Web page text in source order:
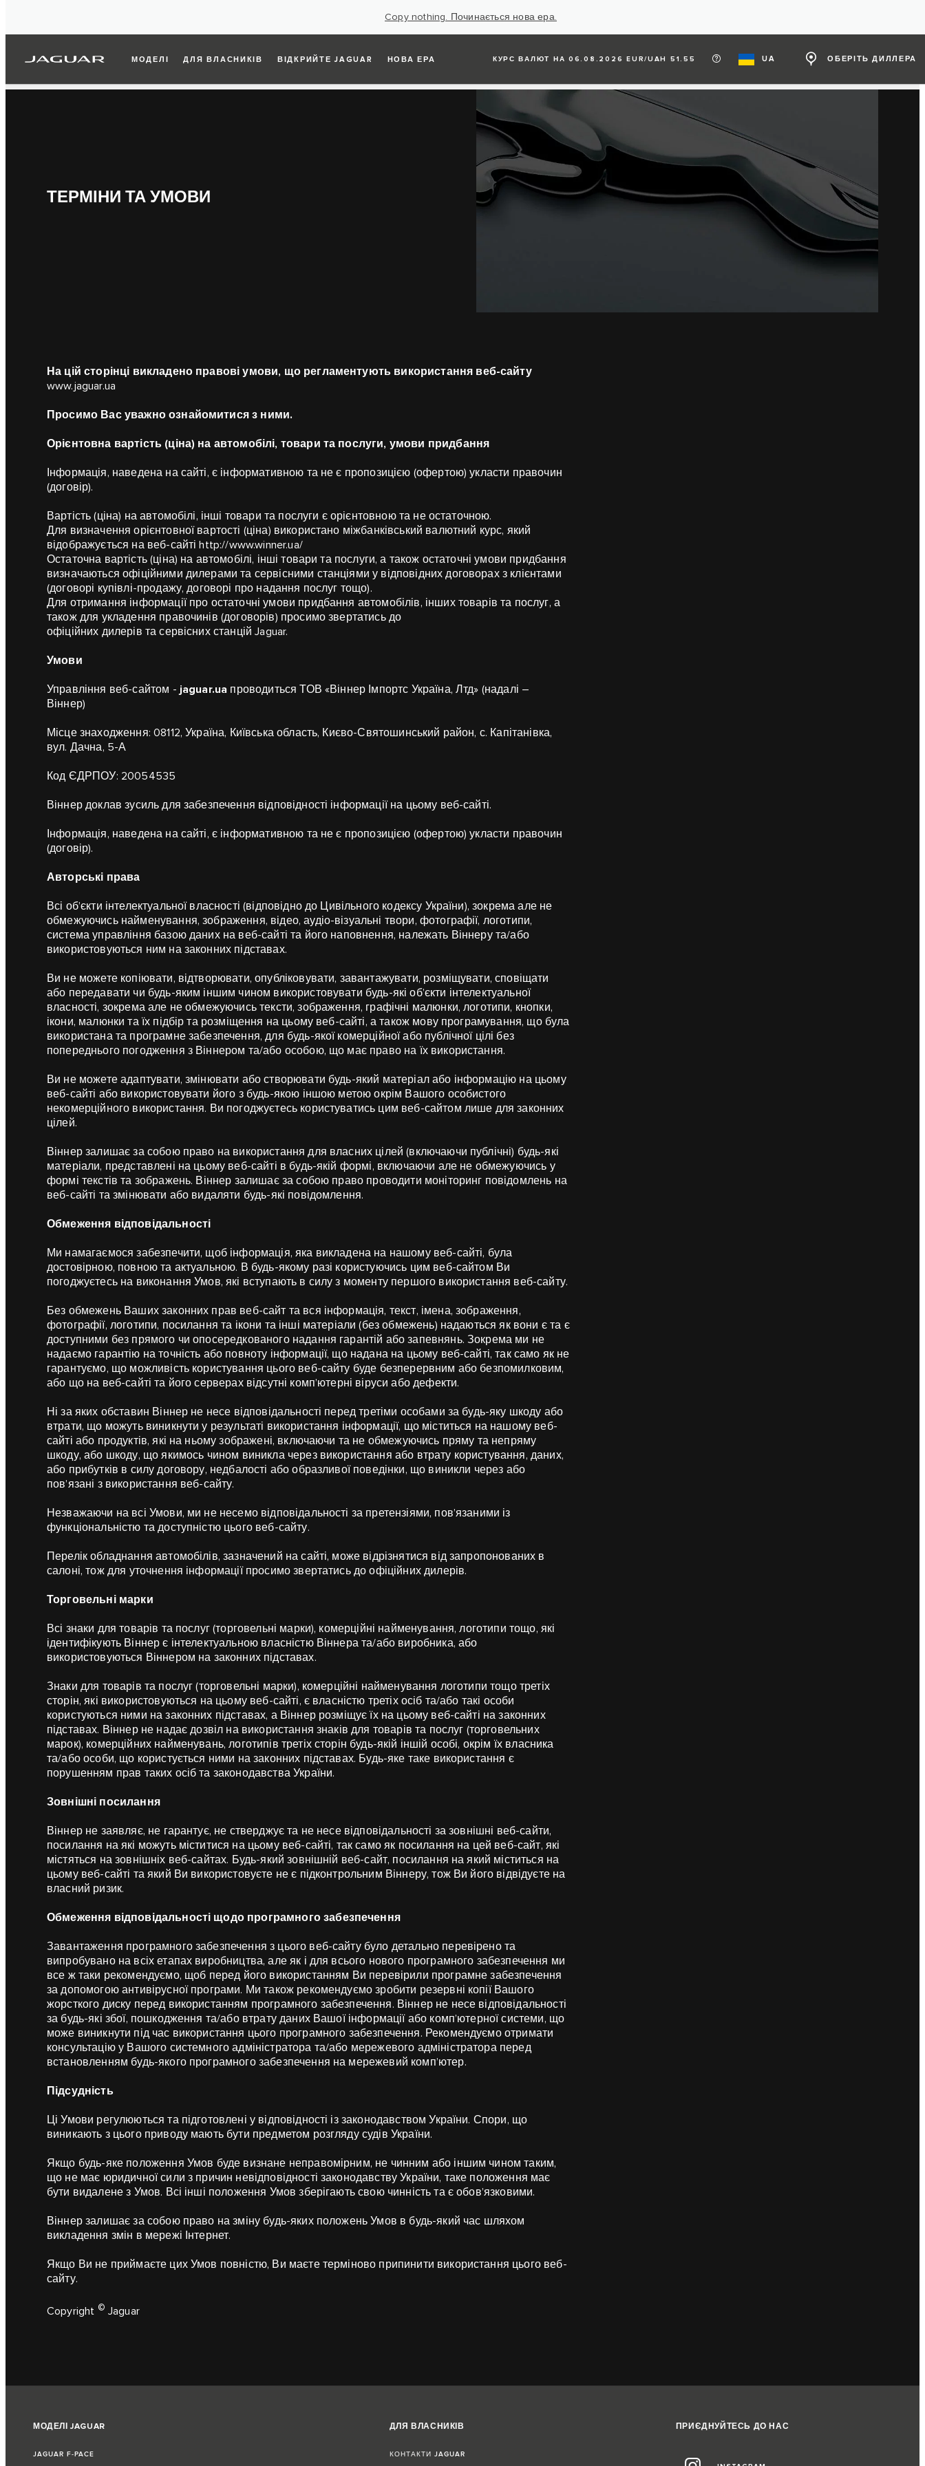
Copy nothing. Починається нова ера.
МОДЕЛІ ДЛЯ ВЛАСНИКІВ ВІДКРИЙТЕ JAGUAR НОВА ЕРА КУРС ВАЛЮТ НА 06.08.2026 EUR/UAH 51.55 UA ОБЕРІТЬ ДИЛЛЕРА
ТЕРМІНИ ТА УМОВИ
На цій сторінці викладено правові умови, що регламентують використання веб-сайту
www.jaguar.ua
Просимо Вас уважно ознайомитися з ними.
Орієнтовна вартість (ціна) на автомобілі, товари та послуги, умови придбання
Інформація, наведена на сайті, є інформативною та не є пропозицією (офертою) укласти правочин
(договір).
Вартість (ціна) на автомобілі, інші товари та послуги є орієнтовною та не остаточною.
Для визначення орієнтовної вартості (ціна) використано міжбанківський валютний курс, який
відображується на веб-сайтіhttp://www.winner.ua/
Остаточна вартість (ціна) на автомобілі, інші товари та послуги, а також остаточні умови придбання
визначаються офіційними дилерами та сервісними станціями у відповідних договорах з клієнтами
(договорі купівлі-продажу, договорі про надання послуг тощо).
Для отримання інформації про остаточні умови придбання автомобілів, інших товарів та послуг, а
також для укладення правочинів (договорів) просимо звертатись до
офіційних дилерів та сервісних станцій Jaguar.
Умови
Управління веб-сайтом - jaguar.ua проводиться ТОВ «Віннер Імпортс Україна, Лтд» (надалі –
Віннер)
Місце знаходження: 08112, Україна, Київська область, Києво-Святошинський район, с. Капітанівка,
вул. Дачна, 5-А
Код ЄДРПОУ: 20054535
Віннер доклав зусиль для забезпечення відповідності інформації на цьому веб-сайті.
Інформація, наведена на сайті, є інформативною та не є пропозицією (офертою) укласти правочин
(договір).
Авторські права
Всі об’єкти інтелектуальної власності (відповідно до Цивільного кодексу України), зокрема але не
обмежуючись найменування, зображення, відео, аудіо-візуальні твори, фотографії, логотипи,
система управління базою даних на веб-сайті та його наповнення, належать Віннеру та/або
використовуються ним на законних підставах.
Ви не можете копіювати, відтворювати, опубліковувати, завантажувати, розміщувати, сповіщати
або передавати чи будь-яким іншим чином використовувати будь-які об’єкти інтелектуальної
власності, зокрема але не обмежуючись тексти, зображення, графічні малюнки, логотипи, кнопки,
ікони, малюнки та їх підбір та розміщення на цьому веб-сайті, а також мову програмування, що була
використана та програмне забезпечення, для будь-якої комерційної або публічної цілі без
попереднього погодження з Віннером та/або особою, що має право на їх використання.
Ви не можете адаптувати, змінювати або створювати будь-який матеріал або інформацію на цьому
веб-сайті або використовувати його з будь-якою іншою метою окрім Вашого особистого
некомерційного використання. Ви погоджуєтесь користуватись цим веб-сайтом лише для законних
цілей.
Віннер залишає за собою право на використання для власних цілей (включаючи публічні) будь-які
матеріали, представлені на цьому веб-сайті в будь-якій формі, включаючи але не обмежуючись у
формі текстів та зображень. Віннер залишає за собою право проводити моніторинг повідомлень на
веб-сайті та змінювати або видаляти будь-які повідомлення.
Обмеження відповідальності
Ми намагаємося забезпечити, щоб інформація, яка викладена на нашому веб-сайті, була
достовірною, повною та актуальною. В будь-якому разі користуючись цим веб-сайтом Ви
погоджуєтесь на виконання Умов, які вступають в силу з моменту першого використання веб-сайту.
Без обмежень Ваших законних прав веб-сайт та вся інформація, текст, імена, зображення,
фотографії, логотипи, посилання та ікони та інші матеріали (без обмежень) надаються як вони є та є
доступними без прямого чи опосередкованого надання гарантій або запевнянь. Зокрема ми не
надаємо гарантію на точність або повноту інформації, що надана на цьому веб-сайті, так само як не
гарантуємо, що можливість користування цього веб-сайту буде безперервним або безпомилковим,
або що на веб-сайті та його серверах відсутні комп’ютерні віруси або дефекти.
Ні за яких обставин Віннер не несе відповідальності перед третіми особами за будь-яку шкоду або
втрати, що можуть виникнути у результаті використання інформації, що міститься на нашому веб-
сайті або продуктів, які на ньому зображені, включаючи та не обмежуючись пряму та непряму
шкоду, або шкоду, що якимось чином виникла через використання або втрату користування, даних,
або прибутків в силу договору, недбалості або образливої поведінки, що виникли через або
пов’язані з використання веб-сайту.
Незважаючи на всі Умови, ми не несемо відповідальності за претензіями, пов’язаними із
функціональністю та доступністю цього веб-сайту.
Перелік обладнання автомобілів, зазначений на сайті, може відрізнятися від запропонованих в
салоні, тож для уточнення інформації просимо звертатись до офіційних дилерів.
Торговельні марки
Всі знаки для товарів та послуг (торговельні марки), комерційні найменування, логотипи тощо, які
ідентифікують Віннер є інтелектуальною власністю Віннера та/або виробника, або
використовуються Віннером на законних підставах.
Знаки для товарів та послуг (торговельні марки), комерційні найменування логотипи тощо третіх
сторін, які використовуються на цьому веб-сайті, є власністю третіх осіб та/або такі особи
користуються ними на законних підставах, а Віннер розміщує їх на цьому веб-сайті на законних
підставах. Віннер не надає дозвіл на використання знаків для товарів та послуг (торговельних
марок), комерційних найменувань, логотипів третіх сторін будь-якій іншій особі, окрім їх власника
та/або особи, що користується ними на законних підставах. Будь-яке таке використання є
порушенням прав таких осіб та законодавства України.
Зовнішні посилання
Віннер не заявляє, не гарантує, не стверджує та не несе відповідальності за зовнішні веб-сайти,
посилання на які можуть міститися на цьому веб-сайті, так само як посилання на цей веб-сайт, які
містяться на зовнішніх веб-сайтах. Будь-який зовнішній веб-сайт, посилання на який міститься на
цьому веб-сайті та який Ви використовуєте не є підконтрольним Віннеру, тож Ви його відвідуєте на
власний ризик.
Обмеження відповідальності щодо програмного забезпечення
Завантаження програмного забезпечення з цього веб-сайту було детально перевірено та
випробувано на всіх етапах виробництва, але як і для всього нового програмного забезпечення ми
все ж таки рекомендуємо, щоб перед його використанням Ви перевірили програмне забезпечення
за допомогою антивірусної програми. Ми також рекомендуємо зробити резервні копії Вашого
жорсткого диску перед використанням програмного забезпечення. Віннер не несе відповідальності
за будь-які збої, пошкодження та/або втрату даних Вашої інформації або комп’ютерної системи, що
може виникнути під час використання цього програмного забезпечення. Рекомендуємо отримати
консультацію у Вашого системного адміністратора та/або мережевого адміністратора перед
встановленням будь-якого програмного забезпечення на мережевий комп’ютер.
Підсудність
Ці Умови регулюються та підготовлені у відповідності із законодавством України. Спори, що
виникають з цього приводу мають бути предметом розгляду судів України.
Якщо будь-яке положення Умов буде визнане неправомірним, не чинним або іншим чином таким,
що не має юридичної сили з причин невідповідності законодавству України, таке положення має
бути видалене з Умов. Всі інші положення Умов зберігають свою чинність та є обов’язковими.
Віннер залишає за собою право на зміну будь-яких положень Умов в будь-який час шляхом
викладення змін в мережі Інтернет.
Якщо Ви не приймаєте цих Умов повністю, Ви маєте терміново припинити використання цього веб-
сайту.
Copyright © Jaguar
МОДЕЛІ JAGUAR
JAGUAR F‑PACE
ДЛЯ ВЛАСНИКІВ
КОНТАКТИ JAGUAR
ПРИЄДНУЙТЕСЬ ДО НАС